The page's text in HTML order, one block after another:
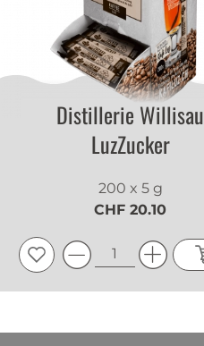
Distillerie Willisau
LuzZucker
200 x 5 g
CHF 20.10